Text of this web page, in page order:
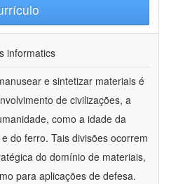
informatics
e sintetizar materiais é
de civilizações, a
como a idade da
do ferro. Tais divisões ocorrem
do domínio de materiais,
para aplicações de defesa.